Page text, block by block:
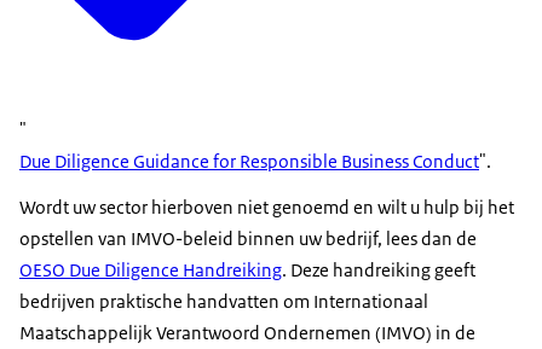
"
Due Diligence Guidance for Responsible Business Conduct".
Wordt uw sector hierboven niet genoemd en wilt u hulp bij het
opstellen van IMVO-beleid binnen uw bedrijf, lees dan de
OESO Due Diligence Handreiking. Deze handreiking geeft
bedrijven praktische handvatten om Internationaal
Maatschappelijk Verantwoord Ondernemen (IMVO) in de